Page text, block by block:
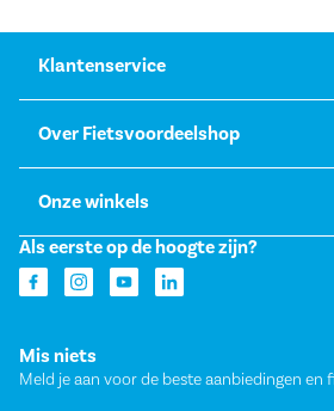
Klantenservice
Over Fietsvoordeelshop
Onze winkels
Als eerste op de hoogte zijn?
Mis niets
Meld je aan voor de beste aanbiedingen en